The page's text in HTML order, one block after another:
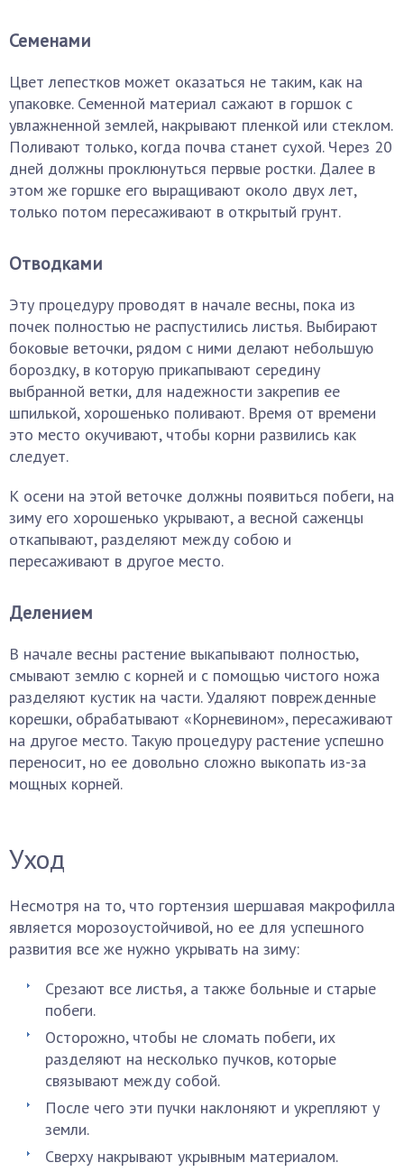
Семенами
Цвет лепестков может оказаться не таким, как на
упаковке. Семенной материал сажают в горшок с
увлажненной землей, накрывают пленкой или стеклом.
Поливают только, когда почва станет сухой. Через 20
дней должны проклюнуться первые ростки. Далее в
этом же горшке его выращивают около двух лет,
только потом пересаживают в открытый грунт.
Отводками
Эту процедуру проводят в начале весны, пока из
почек полностью не распустились листья. Выбирают
боковые веточки, рядом с ними делают небольшую
бороздку, в которую прикапывают середину
выбранной ветки, для надежности закрепив ее
шпилькой, хорошенько поливают. Время от времени
это место окучивают, чтобы корни развились как
следует.
К осени на этой веточке должны появиться побеги, на
зиму его хорошенько укрывают, а весной саженцы
откапывают, разделяют между собою и
пересаживают в другое место.
Делением
В начале весны растение выкапывают полностью,
смывают землю с корней и с помощью чистого ножа
разделяют кустик на части. Удаляют поврежденные
корешки, обрабатывают «Корневином», пересаживают
на другое место. Такую процедуру растение успешно
переносит, но ее довольно сложно выкопать из-за
мощных корней.
Уход
Несмотря на то, что гортензия шершавая макрофилла
является морозоустойчивой, но ее для успешного
развития все же нужно укрывать на зиму:
Срезают все листья, а также больные и старые
побеги.
Осторожно, чтобы не сломать побеги, их
разделяют на несколько пучков, которые
связывают между собой.
После чего эти пучки наклоняют и укрепляют у
земли.
Сверху накрывают укрывным материалом.